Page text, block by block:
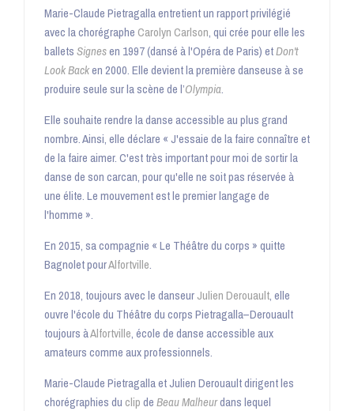
Marie-Claude Pietragalla entretient un rapport privilégié
avec la chorégraphe Carolyn Carlson, qui crée pour elle les
balletsSignesen 1997 (dansé à l'Opéra de Paris) etDon't
Look Backen 2000. Elle devient la première danseuse à se
produire seule sur la scène de l’Olympia.
Elle souhaite rendre la danse accessible au plus grand
nombre. Ainsi, elle déclare « J'essaie de la faire connaître et
de la faire aimer. C'est très important pour moi de sortir la
danse de son carcan, pour qu'elle ne soit pas réservée à
une élite. Le mouvement est le premier langage de
l'homme ».
En 2015, sa compagnie « Le Théâtre du corps » quitte
Bagnolet pourAlfortville.
En 2018, toujours avec le danseurJulien Derouault, elle
ouvre l'école du Théâtre du corps Pietragalla–Derouault
toujours àAlfortville, école de danse accessible aux
amateurs comme aux professionnels.
Marie-Claude Pietragalla et Julien Derouault dirigent les
chorégraphies du clipdeBeau Malheurdans lequel